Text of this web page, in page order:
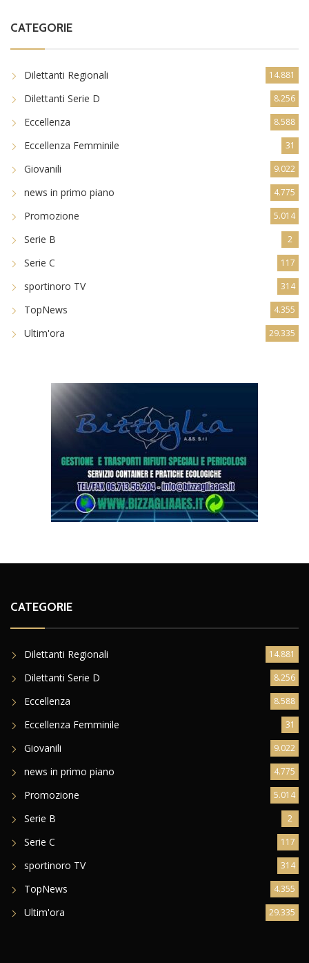
CATEGORIE
Dilettanti Regionali 14.881
Dilettanti Serie D 8.256
Eccellenza 8.588
Eccellenza Femminile 31
Giovanili 9.022
news in primo piano 4.775
Promozione 5.014
Serie B 2
Serie C 117
sportinoro TV 314
TopNews 4.355
Ultim'ora 29.335
CATEGORIE
Dilettanti Regionali 14.881
Dilettanti Serie D 8.256
Eccellenza 8.588
Eccellenza Femminile 31
Giovanili 9.022
news in primo piano 4.775
Promozione 5.014
Serie B 2
Serie C 117
sportinoro TV 314
TopNews 4.355
Ultim'ora 29.335